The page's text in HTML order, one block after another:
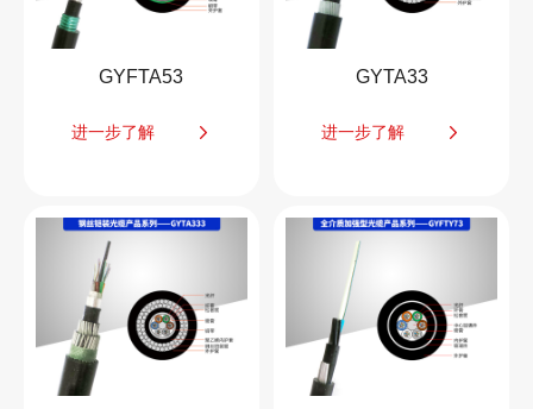
GYFTA53
进一步了解
GYTA33
进一步了解